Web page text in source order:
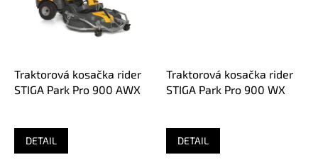
Traktorová kosačka rider
STIGA Park Pro 900 AWX
DETAIL
Traktorová kosačka rider
STIGA Park Pro 900 WX
DETAIL